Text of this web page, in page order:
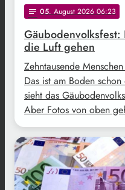
notes 05. August 2026 06:23
die Luft gehen
Zehntausende
Das ist am Boden
sieht das
Aber Fotos von oben